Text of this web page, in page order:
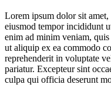
Lorem ipsum dolor sit
eiusmod tempor incididunt
enim ad minim veniam,
ut aliquip ex ea commodo
reprehenderit in voluptate
pariatur. Excepteur sint
culpa qui officia deserunt